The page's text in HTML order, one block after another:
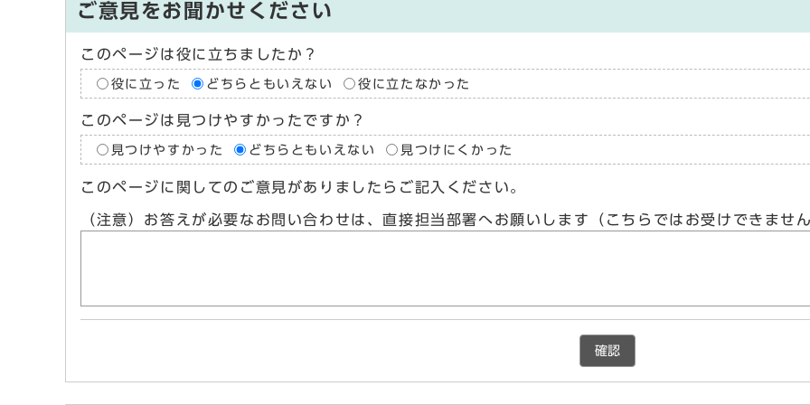
ご意見をお聞かせください
このページは役に立ちましたか？
役に立った どちらともいえない 役に立たなかった
このページは見つけやすかったですか？
見つけやすかった どちらともいえない 見つけにくかった
このページに関してのご意見がありましたらご記入ください。
（注意）お答えが必要なお問い合わせは、直接担当部署へお願いします（こちらではお受けできませ
確認